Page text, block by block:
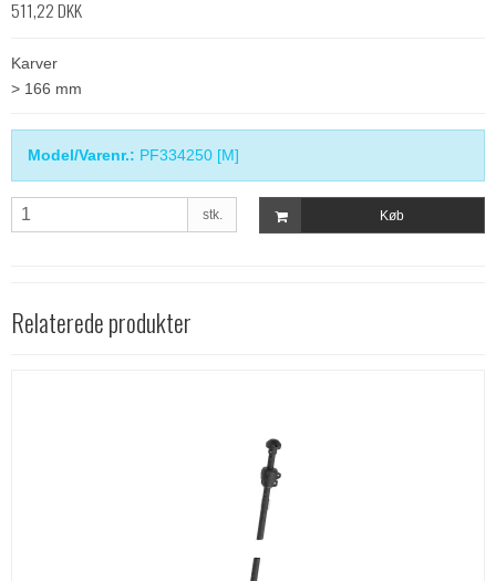
511,22 DKK
Karver
> 166 mm
Model/Varenr.: PF334250 [M]
stk. Køb
Relaterede produkter